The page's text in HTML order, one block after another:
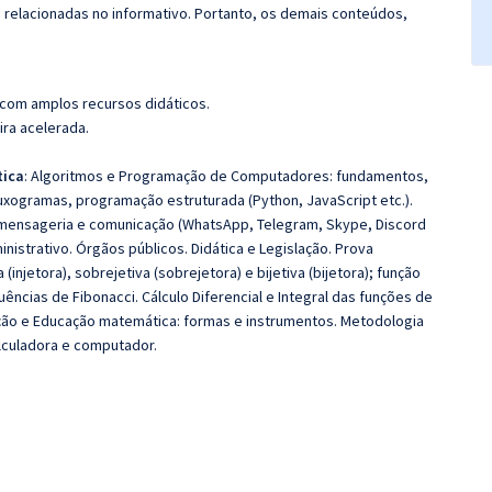
no informativo. Portanto, os demais conteúdos,
amplos recursos didáticos.
acelerada.
: Algoritmos e Programação de Computadores: fundamentos,
programação estruturada (Python, JavaScript etc.).
e comunicação (WhatsApp, Telegram, Skype, Discord
Órgãos públicos. Didática e Legislação. Prova
(injetora), sobrejetiva (sobrejetora) e bijetiva (bijetora); função
de Fibonacci. Cálculo Diferencial e Integral das funções de
e Educação matemática: formas e instrumentos. Metodologia
e computador.